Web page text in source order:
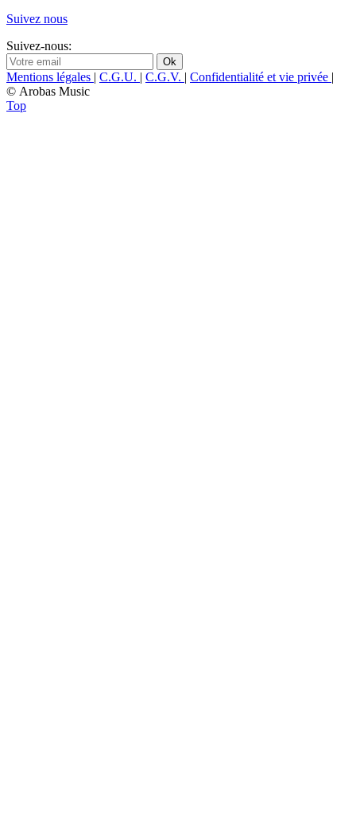
Suivez nous
Suivez-nous:
Mentions légales | C.G.U. | C.G.V. | Confidentialité et vie privée |
© Arobas Music
Top